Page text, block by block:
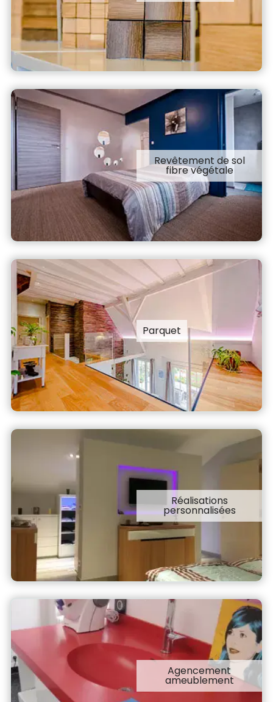
Revêtement de sol
fibre végétale
Parquet
Réalisations
personnalisées
Agencement
ameublement